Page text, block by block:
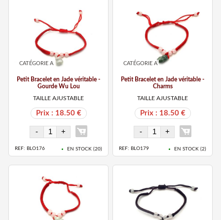
CATÉGORIE A
Petit Bracelet en Jade véritable -
Gourde Wu Lou
TAILLE AJUSTABLE
Prix : 18.50 €
REF: BLO176 EN STOCK (20)
CATÉGORIE A
Petit Bracelet en Jade véritable -
Charms
TAILLE AJUSTABLE
Prix : 18.50 €
REF: BLO179 EN STOCK (2)